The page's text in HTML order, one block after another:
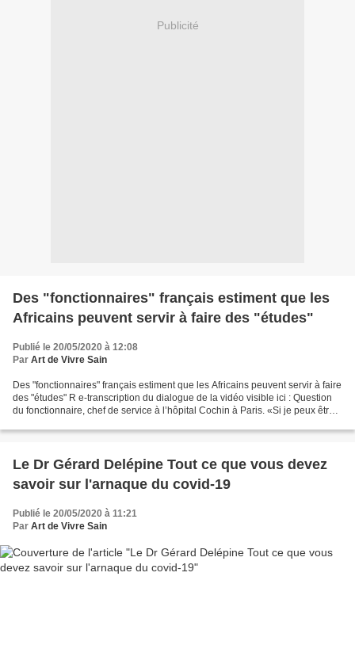
Publicité
Des "fonctionnaires" français estiment que les
Africains peuvent servir à faire des "études"
Publié le 20/05/2020 à 12:08
Par Art de Vivre Sain
Des "fonctionnaires" français estiment que les Africains peuvent servir à faire
des "études" R e-transcription du dialogue de la vidéo visible ici : Question
du fonctionnaire, chef de service à l’hôpital Cochin à Paris. «Si je peux être
Le Dr Gérard Delépine Tout ce que vous devez
savoir sur l'arnaque du covid-19
Publié le 20/05/2020 à 11:21
Par Art de Vivre Sain